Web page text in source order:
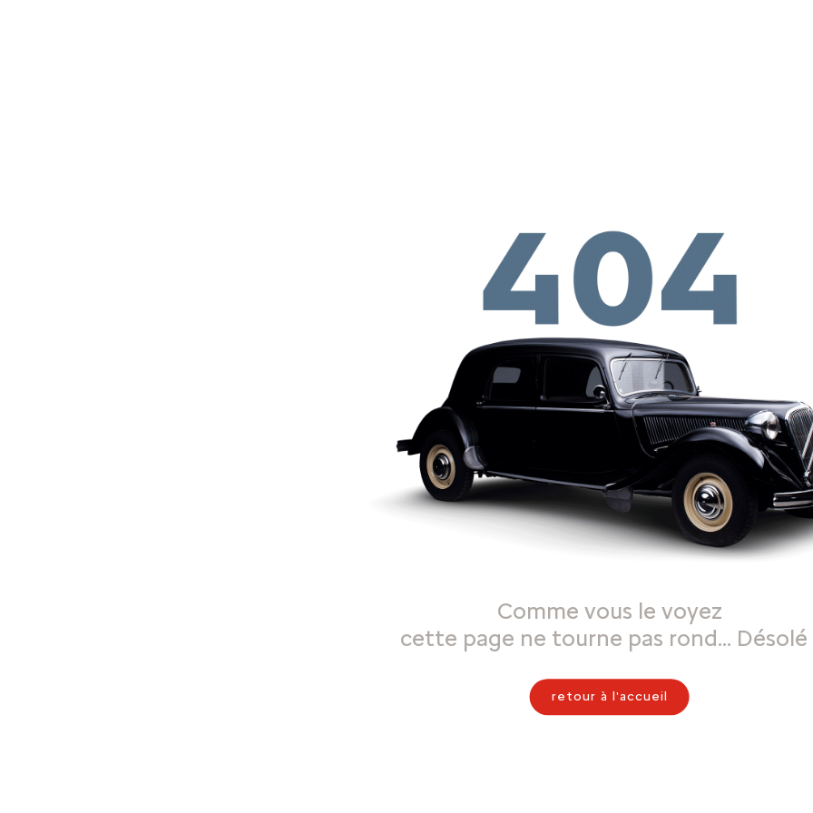
Comme vous le voyez
cette page ne tourne pas rond… Désolé
retour à l'accueil